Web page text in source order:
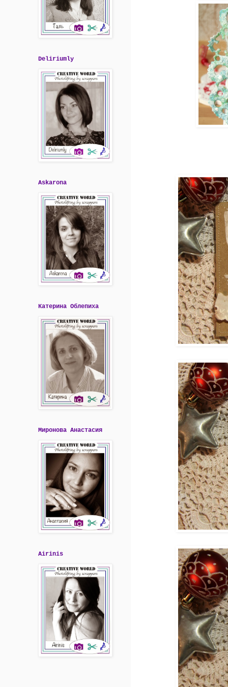
Deliriumly
Askarona
Катерина Облепиха
Миронова Анастасия
Airinis